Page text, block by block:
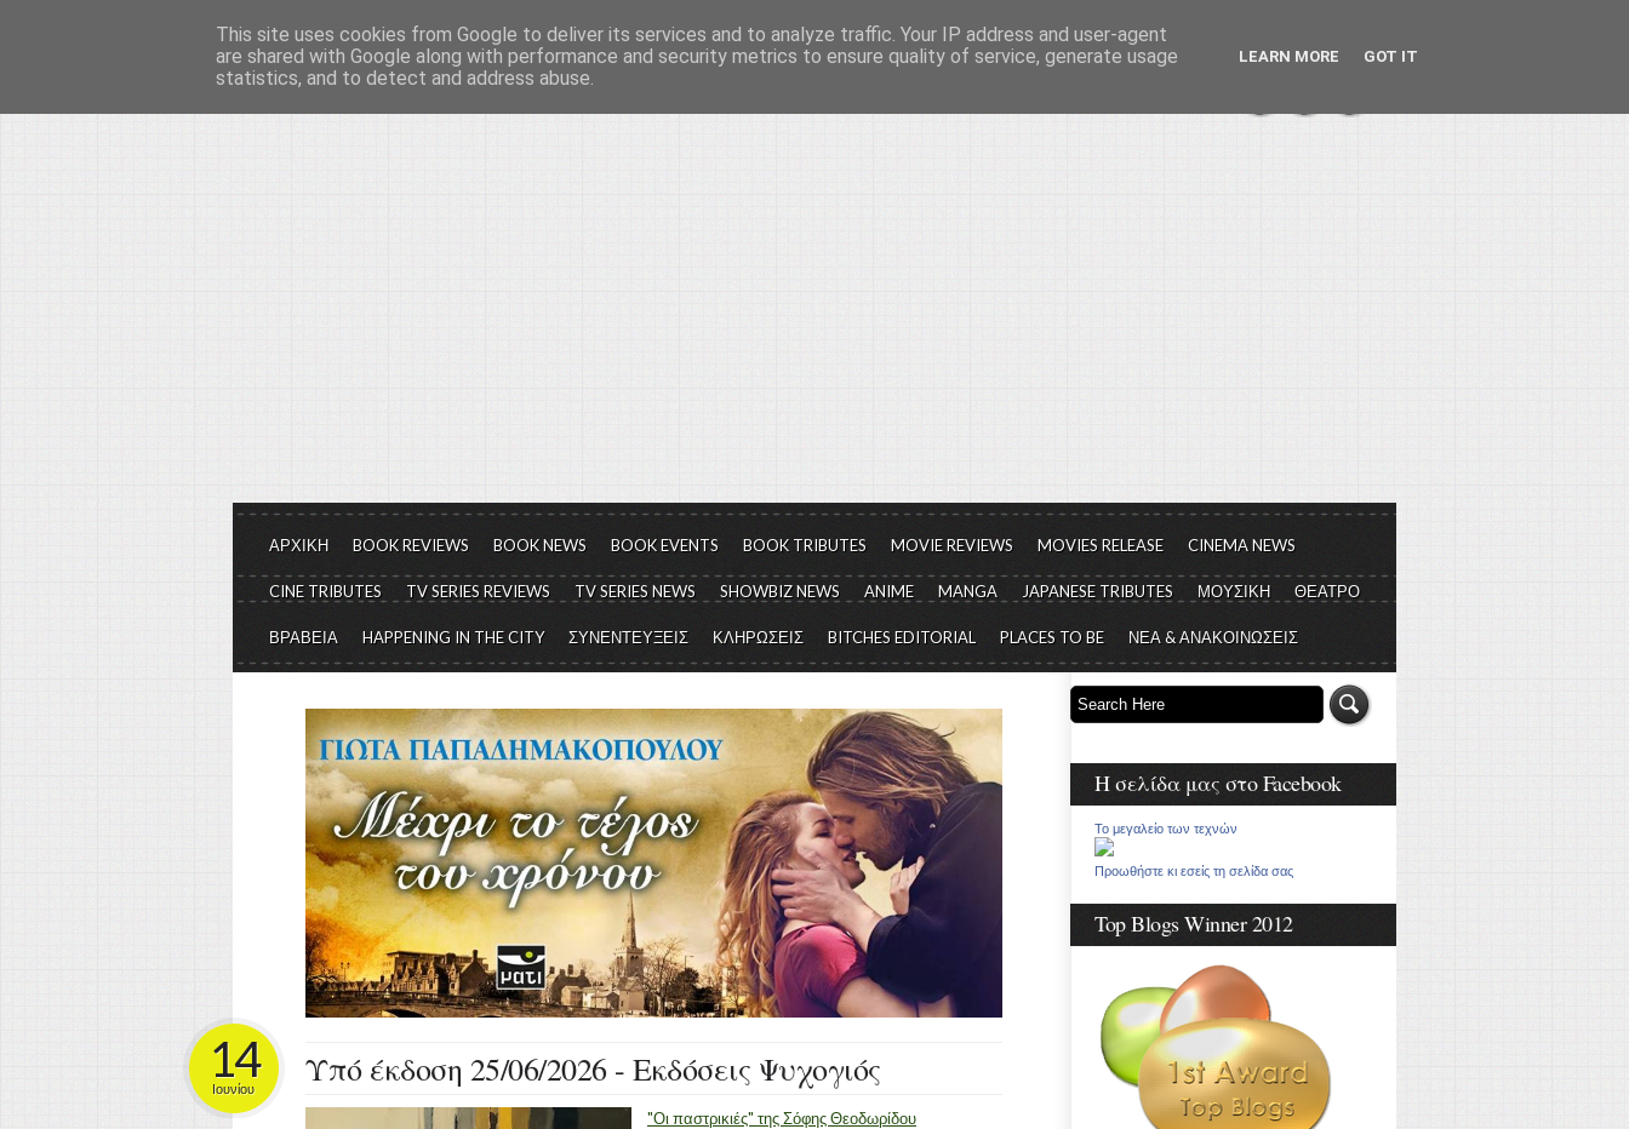
Το μεγαλείο των Τεχνών...
Είμαστε πάντα εδώ για να μιλάμε για τον πολιτισμό, σε κάθε του μορφή και έκταση...
ΑΡΧΙΚΗ BOOK REVIEWS BOOK NEWS BOOK EVENTS BOOK TRIBUTES MOVIE REVIEWS MOVIES RELEASE CINEMA NEWS
CINE TRIBUTES TV SERIES REVIEWS TV SERIES NEWS SHOWBIZ NEWS ANIME MANGA JAPANESE TRIBUTES ΜΟΥΣΙΚΗ ΘΕΑΤΡΟ
ΒΡΑΒΕΙΑ HAPPENING IN THE CITY ΣΥΝΕΝΤΕΥΞΕΙΣ ΚΛΗΡΩΣΕΙΣ BITCHES EDITORIAL PLACES TO BE ΝΕΑ & ΑΝΑΚΟΙΝΩΣΕΙΣ
Υπό έκδοση 25/06/2026 - Εκδόσεις Ψυχογιός
14
Ιουνίου
"Οι παστρικιές" της Σόφης Θεοδωρίδου
Η σελίδα μας στο Facebook
Το μεγαλείο των τεχνών
Προωθήστε κι εσείς τη σελίδα σας
Top Blogs Winner 2012
This site uses cookies from Google to deliver its services and to analyze traffic. Your IP address and user-agent
are shared with Google along with performance and security metrics to ensure quality of service, generate usage
statistics, and to detect and address abuse.
LEARN MORE GOT IT